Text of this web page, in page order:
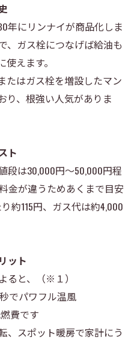
年にリンナイが商品化しま
、ガス栓につなげば給油も
えます。
たはガス栓を増設したマン
り、根強い人気がありま
ト
段は30,000円～50,000円程
金が違うためあくまで目安
約115円、ガス代は約4,000
ット
ると、（※１）
でパワフル温風
費です
スポット暖房で家計にう